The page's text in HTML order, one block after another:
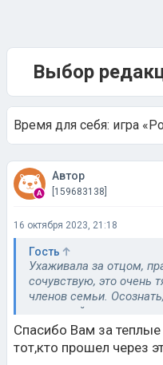
Выбор
Время для себя: игра
Автор
[159683138]
16 октября 2023, 21:18
Гость
Ухаживала за отцом,
сочувствую, это очень
членов семьи.
родителей, когда-то
больше не может
потрясение.
огромных
Спасибо Вам за
тот,кто прошел через